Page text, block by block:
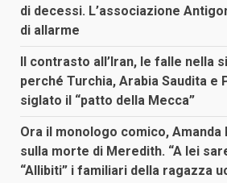
di decessi. L’associazione
di allarme
Il contrasto all’Iran, le falle nella
perché Turchia, Arabia Saudita e
siglato il “patto della Mecca”
Ora il monologo comico, Amanda
sulla morte di Meredith. “A lei
“Allibiti” i familiari della ragazza